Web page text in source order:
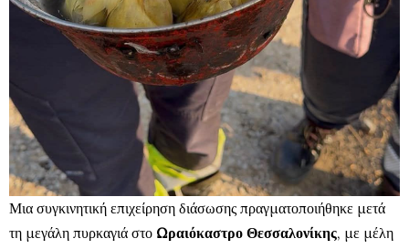
Μια συγκινητική επιχείρηση διάσωσης πραγματοποιήθηκε μετά
τη μεγάλη πυρκαγιά στο Ωραιόκαστρο Θεσσαλονίκης, με μέλη